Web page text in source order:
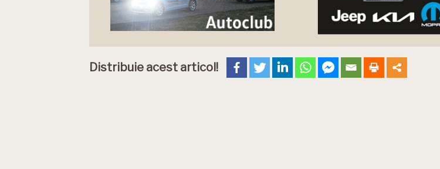
Distribuie acest articol!